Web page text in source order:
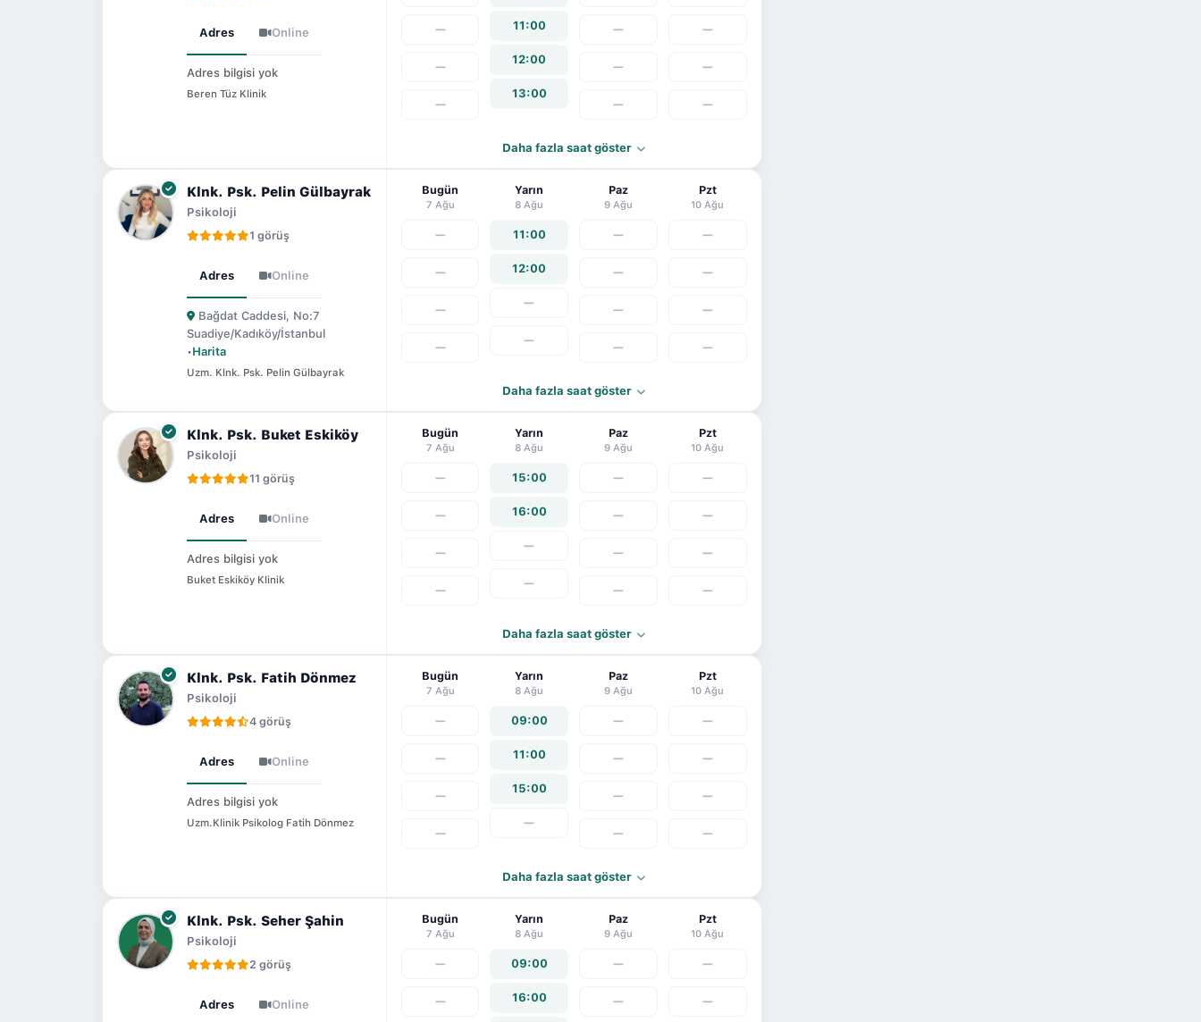
Adres Online
Adres bilgisi yok
Beren Tüz Klinik
—
—
—
11:00
12:00
13:00
—
—
—
—
—
—
Daha fazla saat göster
Klnk. Psk. Pelin Gülbayrak
Psikoloji
1 görüş
Adres Online
Bağdat Caddesi, No:7
Suadiye/Kadıköy/İstanbul
•Harita
Uzm. Klnk. Psk. Pelin Gülbayrak
Bugün
7 Ağu
—
—
—
—
Yarın
8 Ağu
11:00
12:00
—
—
Paz
9 Ağu
—
—
—
—
Pzt
10 Ağu
—
—
—
—
Daha fazla saat göster
Klnk. Psk. Buket Eskiköy
Psikoloji
11 görüş
Adres Online
Adres bilgisi yok
Buket Eskiköy Klinik
Bugün
7 Ağu
—
—
—
—
Yarın
8 Ağu
15:00
16:00
—
—
Paz
9 Ağu
—
—
—
—
Pzt
10 Ağu
—
—
—
—
Daha fazla saat göster
Klnk. Psk. Fatih Dönmez
Psikoloji
4 görüş
Adres Online
Adres bilgisi yok
Uzm.Klinik Psikolog Fatih Dönmez
Bugün
7 Ağu
—
—
—
—
Yarın
8 Ağu
09:00
11:00
15:00
—
Paz
9 Ağu
—
—
—
—
Pzt
10 Ağu
—
—
—
—
Daha fazla saat göster
Klnk. Psk. Seher Şahin
Psikoloji
2 görüş
Adres Online
Bugün
7 Ağu
—
—
Yarın
8 Ağu
09:00
16:00
Paz
9 Ağu
—
—
Pzt
10 Ağu
—
—